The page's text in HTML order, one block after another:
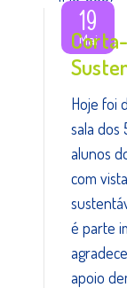
19
Mai
Hoje foi
sala dos
alunos
com
é parte
apoio